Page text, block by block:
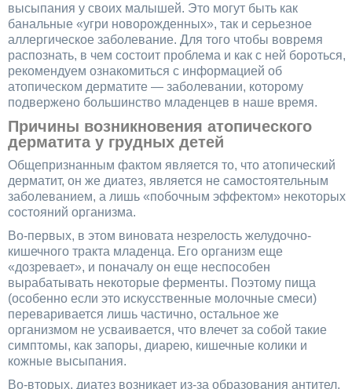
высыпания у своих малышей. Это могут быть как
банальные «угри новорожденных», так и серьезное
аллергическое заболевание. Для того чтобы вовремя
распознать, в чем состоит проблема и как с ней бороться,
рекомендуем ознакомиться с информацией об
атопическом дерматите — заболевании, которому
подвержено большинство младенцев в наше время.
Причины возникновения атопического
дерматита у грудных детей
Общепризнанным фактом является то, что атопический
дерматит, он же диатез, является не самостоятельным
заболеванием, а лишь «побочным эффектом» некоторых
состояний организма.
Во-первых, в этом виновата незрелость желудочно-
кишечного тракта младенца. Его организм еще
«дозревает», и поначалу он еще неспособен
вырабатывать некоторые ферменты. Поэтому пища
(особенно если это искусственные молочные смеси)
переваривается лишь частично, остальное же
организмом не усваивается, что влечет за собой такие
симптомы, как запоры, диарею, кишечные колики и
кожные высыпания.
Во-вторых, диатез возникает из-за образования антител,